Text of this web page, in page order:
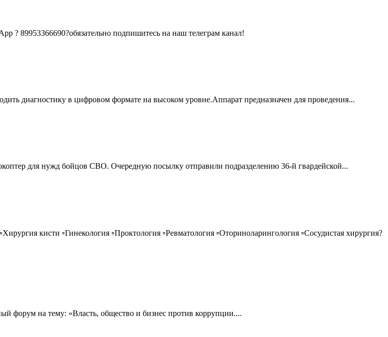
? 89953366690?обязательно подпишитесь на наш телеграм канал!
диагностику в цифровом формате на высоком уровне.Аппарат предназначен для проведения...
для нужд бойцов СВО. Очередную посылку отправили подразделению 36-й гвардейской...
кисти ▫️Гинекология ▫️Проктология ▫️Ревматология ▫️Оториноларингология ▫️Сосудистая хирургия?
форум на тему: «Власть, общество и бизнес против коррупции....